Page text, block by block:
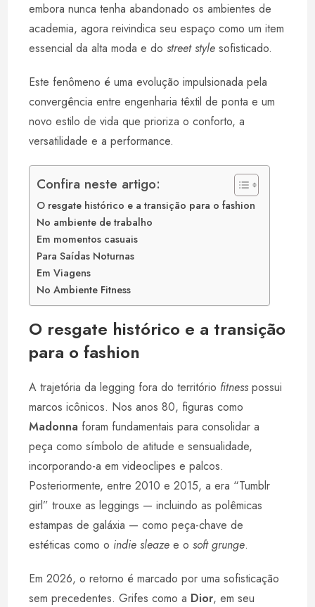
p
p
I
n
e
embora nunca tenha abandonado os ambientes de
academia, agora reivindica seu espaço como um item
essencial da alta moda e dostreet style sofisticado.
Este fenômeno é uma evolução impulsionada pela
convergência entre engenharia têxtil de ponta e um
novo estilo de vida que prioriza o conforto, a
versatilidade e a performance.
Confira neste artigo:
O resgate histórico e a transição para o fashion
No ambiente de trabalho
Em momentos casuais
Para Saídas Noturnas
Em Viagens
No Ambiente Fitness
O resgate histórico e a transição
para o fashion
A trajetória da legging fora do território fitness possui
marcos icônicos. Nos anos 80, figuras como
Madonna foram fundamentais para consolidar a
peça como símbolo de atitude e sensualidade,
incorporando-a em videoclipes e palcos.
Posteriormente, entre 2010 e 2015, a era “Tumblr
girl” trouxe as leggings — incluindo as polêmicas
estampas de galáxia — como peça-chave de
estéticas como o indie sleaze e osoft grunge.
Em 2026, o retorno é marcado por uma sofisticação
sem precedentes. Grifes como a Dior, em seu